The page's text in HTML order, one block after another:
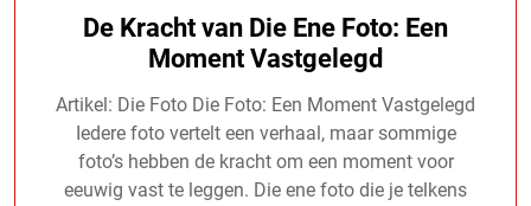
De Kracht van Die Ene Foto: Een
Moment Vastgelegd
Artikel: Die Foto Die Foto: Een Moment Vastgelegd
Iedere foto vertelt een verhaal, maar sommige
foto’s hebben de kracht om een moment voor
eeuwig vast te leggen. Die ene foto die je telkens